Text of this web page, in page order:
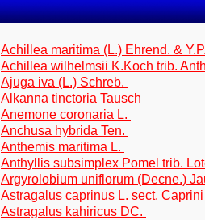
Achillea maritima (L.) Ehrend. &
Achillea wilhelmsii K.Koch trib.
Ajuga iva (L.) Schreb.
Alkanna tinctoria Tausch
Anemone coronaria L.
Anchusa hybrida Ten.
Anthemis maritima L.
Anthyllis subsimplex Pomel trib.
Argyrolobium uniflorum (Decne.)
Astragalus caprinus L. sect. Caprini
Astragalus kahiricus DC.